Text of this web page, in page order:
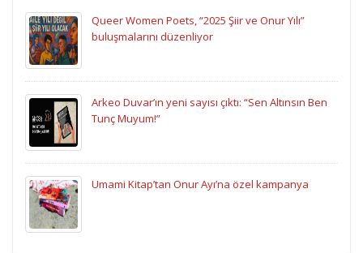
Queer Women Poets, “2025 Şiir ve Onur Yılı”
buluşmalarını düzenliyor
Arkeo Duvar’ın yeni sayısı çıktı: “Sen Altınsın Ben
Tunç Muyum!”
Umami Kitap’tan Onur Ayı’na özel kampanya